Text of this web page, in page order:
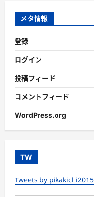
ー
メタ情報
登録
ログイン
投稿フィード
コメントフィード
WordPress.org
TW
Tweets by pikakichi2015